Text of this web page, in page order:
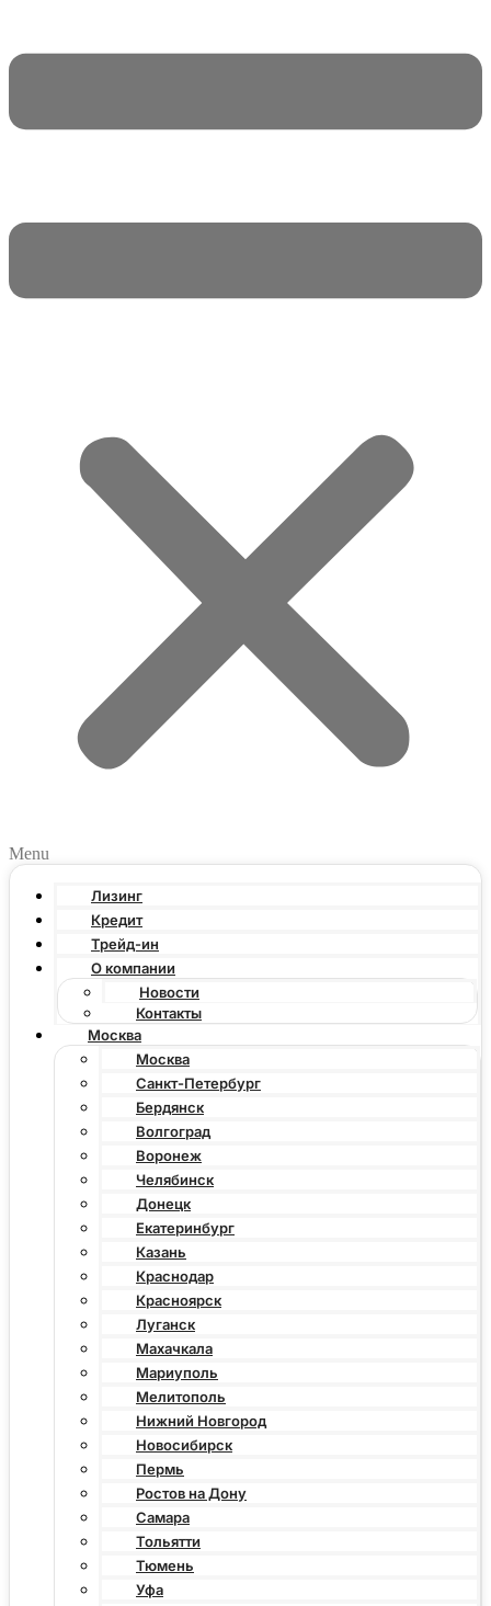
Menu
Лизинг
Кредит
Трейд-ин
О компании
Новости
Контакты
Москва
Москва
Санкт-Петербург
Бердянск
Волгоград
Воронеж
Челябинск
Донецк
Екатеринбург
Казань
Краснодар
Красноярск
Луганск
Махачкала
Мариуполь
Мелитополь
Нижний Новгород
Новосибирск
Пермь
Ростов на Дону
Самара
Тольятти
Тюмень
Уфа